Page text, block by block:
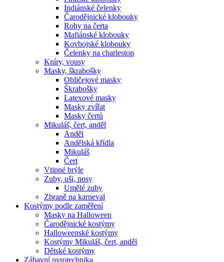
Indiánské čelenky
Čarodějnické klobouky
Rohy na čerta
Mafiánské klobouky
Kovbojské klobouky
Čelenky na charleston
Kníry, vousy
Masky, škrabošky
Obličejové masky
Škrabošky
Latexové masky
Masky zvířat
Masky čertů
Mikuláš, čert, anděl
Anděl
Andělská křídla
Mikuláš
Čert
Vtipné brýle
Zuby, uši, nosy
Umělé zuby
Zbraně na karneval
Kostýmy podle zaměření
Masky na Halloween
Čarodějnické kostýmy
Halloweenské kostýmy
Kostýmy Mikuláš, čert, anděl
Dětské kostýmy
Zábavní pyrotechnika